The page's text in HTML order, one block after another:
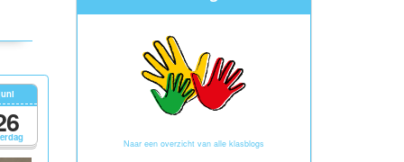
Naar een overzicht van alle klasblogs